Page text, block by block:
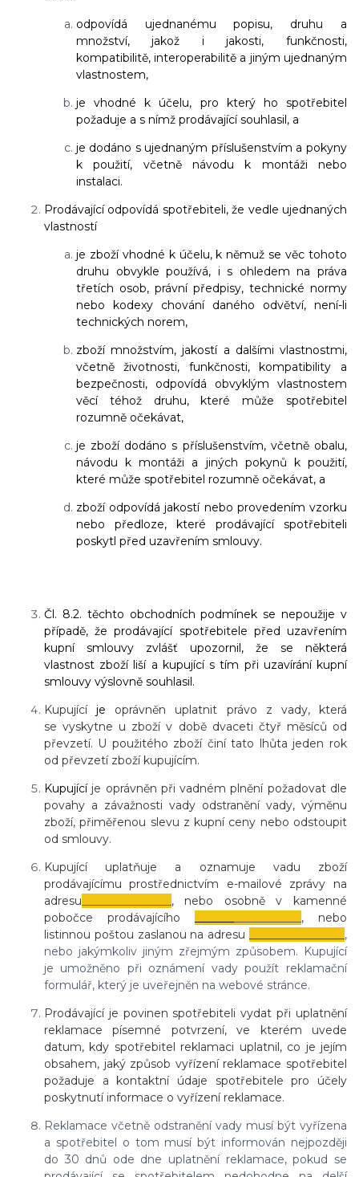
odpovídá ujednanému popisu, druhu a
množství, jakož i jakosti, funkčnosti,
kompatibilitě, interoperabilitě a jiným ujednaným
vlastnostem,
je vhodné k účelu, pro který ho spotřebitel
požaduje a s nímž prodávající souhlasil, a
je dodáno s ujednaným příslušenstvím a pokyny
k použití, včetně návodu k montáži nebo
instalaci.
Prodávající odpovídá spotřebiteli, že vedle ujednaných
vlastností
je zboží vhodné k účelu, k němuž se věc tohoto
druhu obvykle používá, i s ohledem na práva
třetích osob, právní předpisy, technické normy
nebo kodexy chování daného odvětví, není-li
technických norem,
zboží množstvím, jakostí a dalšími vlastnostmi,
včetně životnosti, funkčnosti, kompatibility a
bezpečnosti, odpovídá obvyklým vlastnostem
věcí téhož druhu, které může spotřebitel
rozumně očekávat,
je zboží dodáno s příslušenstvím, včetně obalu,
návodu k montáži a jiných pokynů k použití,
které může spotřebitel rozumně očekávat, a
zboží odpovídá jakostí nebo provedením vzorku
nebo předloze, které prodávající spotřebiteli
poskytl před uzavřením smlouvy.
Čl. 8.2. těchto obchodních podmínek se nepoužije v
případě, že prodávající spotřebitele před uzavřením
kupní smlouvy zvlášť upozornil, že se některá
vlastnost zboží liší a kupující s tím při uzavírání kupní
smlouvy výslovně souhlasil.
Kupujícíje oprávněn uplatnit právo z vady, která
se vyskytne u zboží v době dvaceti čtyř měsíců od
převzetí. U použitého zboží činí tato lhůta jeden rok
od převzetí zboží kupujícím.
Kupujícíje oprávněn při vadném plnění požadovat dle
povahy a závažnosti vady odstranění vady, výměnu
zboží, přiměřenou slevu z kupní ceny nebo odstoupit
od smlouvy.
Kupující uplatňuje a oznamuje vadu zboží
prodávajícímu prostřednictvím e-mailové zprávy na
adresu
, nebo osobně v kamenné
pobočce prodávajícího
,nebo
listinnou poštou zaslanou na adresu
,
nebo jakýmkoliv jiným zřejmým způsobem. Kupující
je umožněno při oznámení vady použít reklamační
formulář, který je uveřejněn na webové stránce.
Prodávající je povinen spotřebiteli vydat při uplatnění
reklamace písemné potvrzení, ve kterém uvede
datum, kdy spotřebitel reklamaci uplatnil, co je jejím
obsahem, jaký způsob vyřízení reklamace spotřebitel
požaduje a kontaktní údaje spotřebitele pro účely
poskytnutí informace o vyřízení reklamace.
Reklamace včetně odstranění vady musí být vyřízena
a spotřebitel o tom musí být informován nejpozději
do 30 dnů ode dne uplatnění reklamace, pokud se